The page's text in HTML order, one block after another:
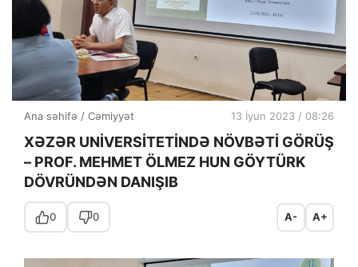
Ana səhifə / Cəmiyyət 13 İyun 2023 / 08:26
XƏZƏR UNİVERSİTETİNDƏ NÖVBƏTİ GÖRÜŞ
– PROF. MEHMET ÖLMEZ HUN GÖYTÜRK
DÖVRÜNDƏN DANIŞIB
0 0 A- A+